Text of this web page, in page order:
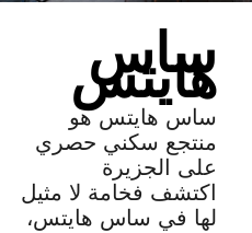
ساس
هايتس
ساس هايتس هو
منتجع سكني حصري
على الجزيرة
اكتشف فخامة لا مثيل
لها في ساس هايتس،